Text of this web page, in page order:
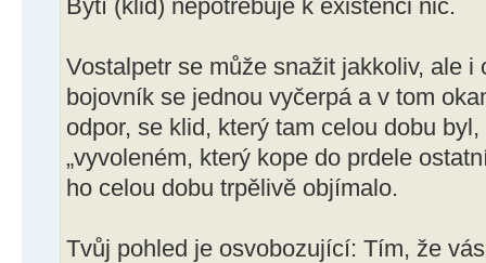
Bytí (klid) nepotřebuje k existenci nic.
Vostalpetr se může snažit jakkoliv, ale
bojovník se jednou vyčerpá a v tom
odpor, se klid, který tam celou dobu byl,
„vyvoleném, který kope do prdele
ho celou dobu trpělivě objímalo.
Tvůj pohled je osvobozující: Tím, že